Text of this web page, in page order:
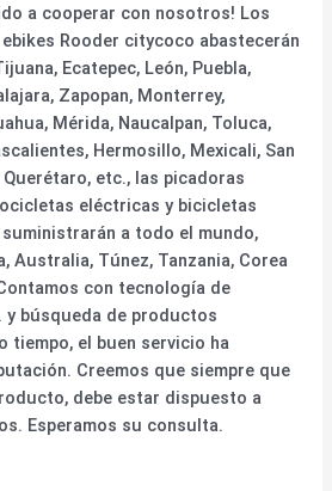
a cooperar con nosotros! Los
Rooder citycoco abastecerán
Ecatepec, León, Puebla,
Zapopan, Monterrey,
Mérida, Naucalpan, Toluca,
Hermosillo, Mexicali, San
etc., las picadoras
eléctricas y bicicletas
a todo el mundo,
Australia, Túnez, Tanzania, Corea
con tecnología de
y búsqueda de productos
tiempo, el buen servicio ha
Creemos que siempre que
debe estar dispuesto a
Esperamos su consulta.